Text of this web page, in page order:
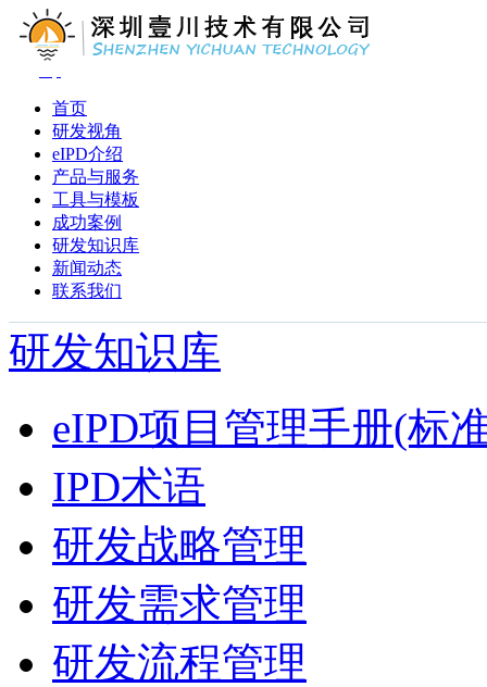
首页
研发视角
eIPD介绍
产品与服务
工具与模板
成功案例
研发知识库
新闻动态
联系我们
研发知识库
eIPD项目管理手册(标
IPD术语
研发战略管理
研发需求管理
研发流程管理